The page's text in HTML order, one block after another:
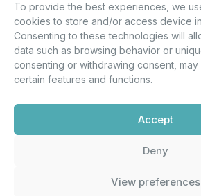
To provide the best experiences, we
cookies to store and/or access device
Consenting to these technologies will
data such as browsing behavior or
consenting or withdrawing consent,
certain features and functions.
Accept
Deny
View preferences
Οδός Αριστείδου 1,
Κηφισιά Τ.Κ. 14561
210 62